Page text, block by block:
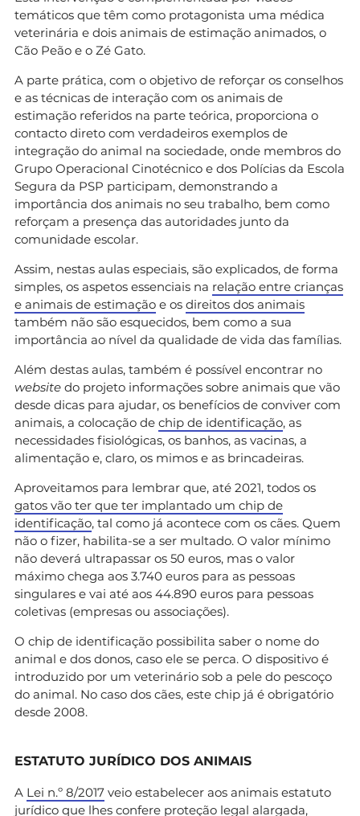
temáticos que têm como protagonista uma médica
veterinária e dois animais de estimação animados, o
Cão Peão e o Zé Gato.
A parte prática, com o objetivo de reforçar os conselhos
e as técnicas de interação com os animais de
estimação referidos na parte teórica, proporciona o
contacto direto com verdadeiros exemplos de
integração do animal na sociedade, onde membros do
Grupo Operacional Cinotécnico e dos Polícias da Escola
Segura da PSP participam, demonstrando a
importância dos animais no seu trabalho, bem como
reforçam a presença das autoridades junto da
comunidade escolar.
Assim, nestas aulas especiais, são explicados, de forma
simples, os aspetos essenciais na relação entre crianças
e animais de estimação e os direitos dos animais
também não são esquecidos, bem como a sua
importância ao nível da qualidade de vida das famílias.
Além destas aulas, também é possível encontrar no
website do projeto informações sobre animais que vão
desde dicas para ajudar, os benefícios de conviver com
animais, a colocação de chip de identificação, as
necessidades fisiológicas, os banhos, as vacinas, a
alimentação e, claro, os mimos e as brincadeiras.
Aproveitamos para lembrar que, até 2021, todos os
gatos vão ter que ter implantado um chip de
identificação, tal como já acontece com os cães. Quem
não o fizer, habilita-se a ser multado. O valor mínimo
não deverá ultrapassar os 50 euros, mas o valor
máximo chega aos 3.740 euros para as pessoas
singulares e vai até aos 44.890 euros para pessoas
coletivas (empresas ou associações).
O chip de identificação possibilita saber o nome do
animal e dos donos, caso ele se perca. O dispositivo é
introduzido por um veterinário sob a pele do pescoço
do animal. No caso dos cães, este chip já é obrigatório
desde 2008.
ESTATUTO JURÍDICO DOS ANIMAIS
A Lei n.º 8/2017 veio estabelecer aos animais estatuto
jurídico que lhes confere proteção legal alargada,